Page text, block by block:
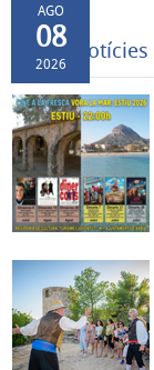
AGO
08
2026
Altres Notícies